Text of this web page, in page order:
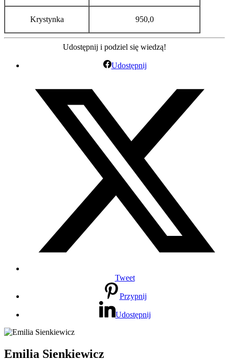
Krystynka 950,0
Udostępnij i podziel się wiedzą!
Udostępnij
Tweet
Przypnij
Udostępnij
Emilia Sienkiewicz